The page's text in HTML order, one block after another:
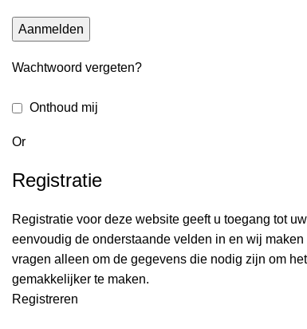
Aanmelden
Wachtwoord vergeten?
Onthoud mij
Or
Registratie
Registratie voor deze website geeft u toegang tot
eenvoudig de onderstaande velden in en wij
vragen alleen om de gegevens die nodig zijn om
gemakkelijker te maken.
Registreren